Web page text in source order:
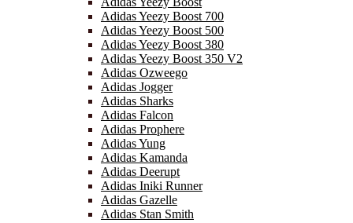
Adidas Yeezy Boost 700
Adidas Yeezy Boost 500
Adidas Yeezy Boost 380
Adidas Yeezy Boost 350 V2
Adidas Ozweego
Adidas Jogger
Adidas Sharks
Adidas Falcon
Adidas Prophere
Adidas Yung
Adidas Kamanda
Adidas Deerupt
Adidas Iniki Runner
Adidas Gazelle
Adidas Stan Smith